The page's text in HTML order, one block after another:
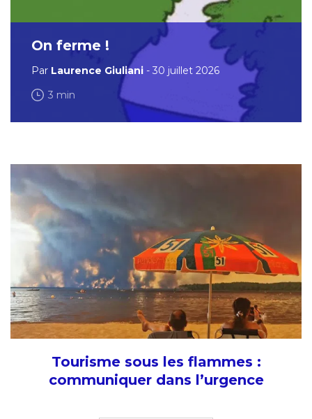
On ferme !
Par Laurence Giuliani - 30 juillet 2026
3 min
Tourisme sous les flammes :
communiquer dans l’urgence